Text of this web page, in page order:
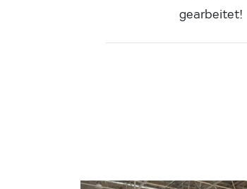
gearbeitet!